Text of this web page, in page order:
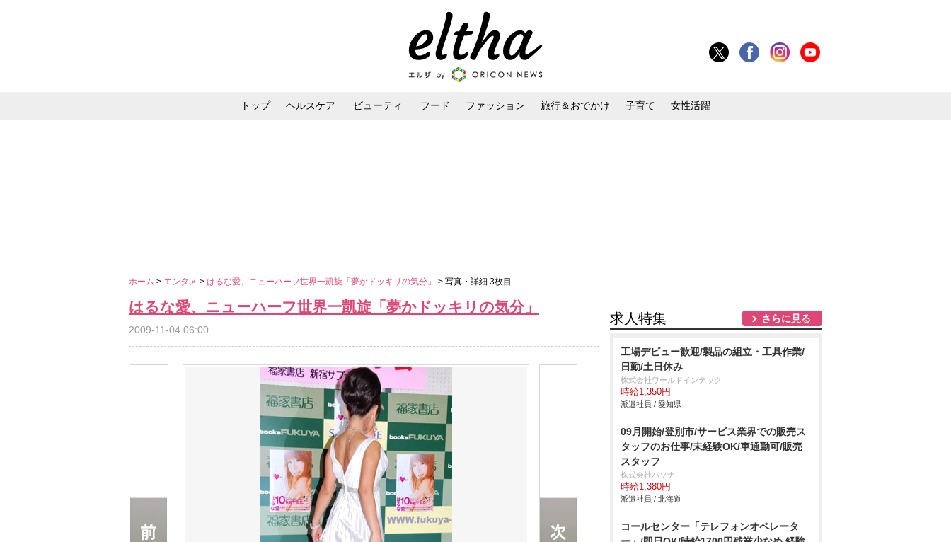
トップ ヘルスケア ビューティ フード ファッション 旅行＆おでかけ 子育て 女性活躍
ホーム > エンタメ > はるな愛、ニューハーフ世界一凱旋「夢かドッキリの気分」 > 写真・詳細 3枚目
はるな愛、ニューハーフ世界一凱旋「夢かドッキリの気分」
2009-11-04 06:00
求人特集 さらに見る
工場デビュー歓迎/製品の組立・工具作業/
日勤/土日休み
株式会社ワールドインテック
時給1,350円
派遣社員 / 愛知県
09月開始/登別市/サービス業界での販売ス
タッフのお仕事/未経験OK/車通勤可/販売
スタッフ
株式会社パソナ
時給1,380円
派遣社員 / 北海道
コールセンター「テレフォンオペレータ